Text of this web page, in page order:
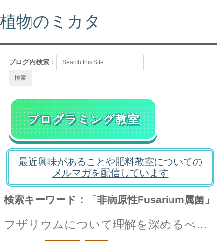
植物のミカタ
ブログ内検索 ：
プログラミング教室
最近興味があることや肥料教室についての
メルマガを配信しています
検索キーワード：「非病原性Fusarium属菌」
フザリウムについて理解を深めるべきだ